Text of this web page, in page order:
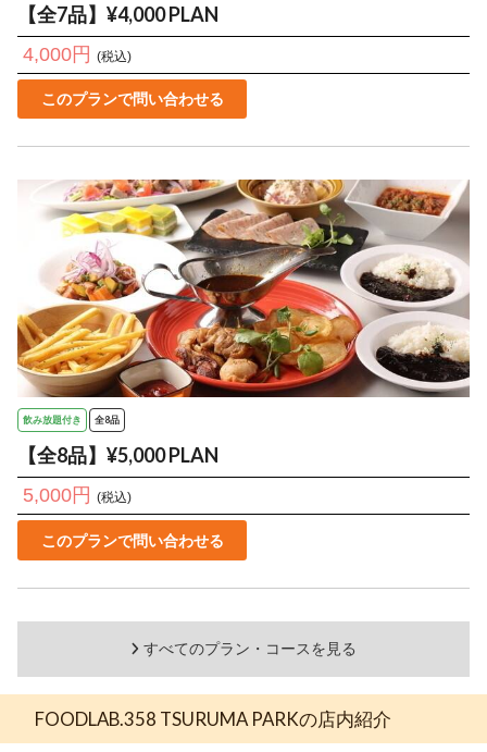
【全7品】¥4,000 PLAN
4,000円 (税込)
このプランで問い合わせる
飲み放題付き 全8品
【全8品】¥5,000 PLAN
5,000円 (税込)
このプランで問い合わせる
すべてのプラン・コースを見る
FOODLAB.358 TSURUMA PARKの店内紹介